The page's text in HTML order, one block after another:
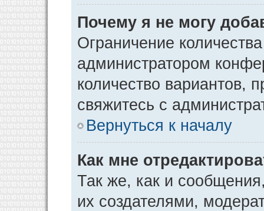
Почему я не могу
Ограничение
администратором
количество вариантов,
свяжитесь с
Вернуться к началу
Как мне
Так же, как и
их создателями,